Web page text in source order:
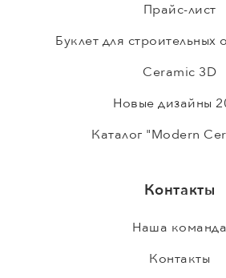
Прайс-лист
Буклет для строительных
Ceramic 3D
Новые дизайны
Каталог "Modern
Контакты
Наша команда
Контакты